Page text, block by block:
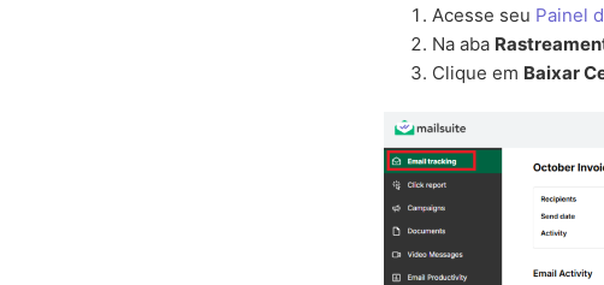
Acesse seu Painel
Na aba
Clique em Baixar